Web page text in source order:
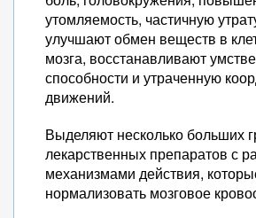
утомляемость, частичную
улучшают обмен веществ в
мозга, восстанавливают
способности и утраченную
движений.
Выделяют несколько больших
лекарственных препаратов с
механизмами действия,
нормализовать мозговое